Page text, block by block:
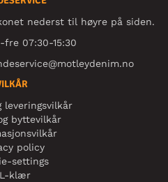
nederst til høyre på siden.
07:30-15:30
leveringsvilkår
byttevilkår
policy
settings
klær